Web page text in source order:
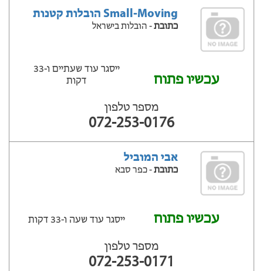
Small-Moving הובלות קטנות
כתובת- הובלות בישראל
עכשיו פתוח
ייסגר עוד שעתיים ‫ו-33
דקות
מספר טלפון
072-253-0176
אבי המוביל
כתובת- כפר סבא
עכשיו פתוח ייסגר עוד שעה ‫ו-33 דקות
מספר טלפון
072-253-0171